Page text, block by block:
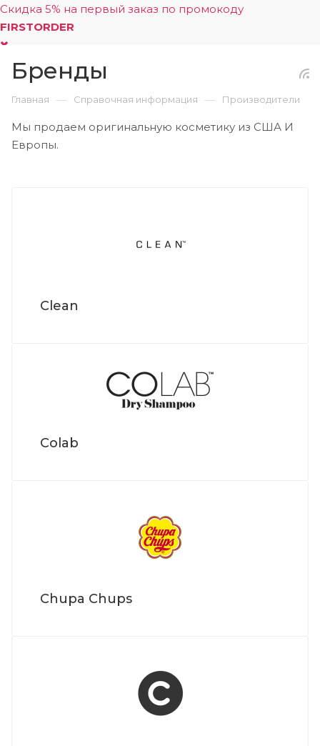
Скидка 5% на первый заказ по промокоду
FIRSTORDER
0
Бренды
Главная — Справочная информация — Производители
Мы продаем оригинальную косметику из США И
Европы.
Clean
Colab
Chupa Chups